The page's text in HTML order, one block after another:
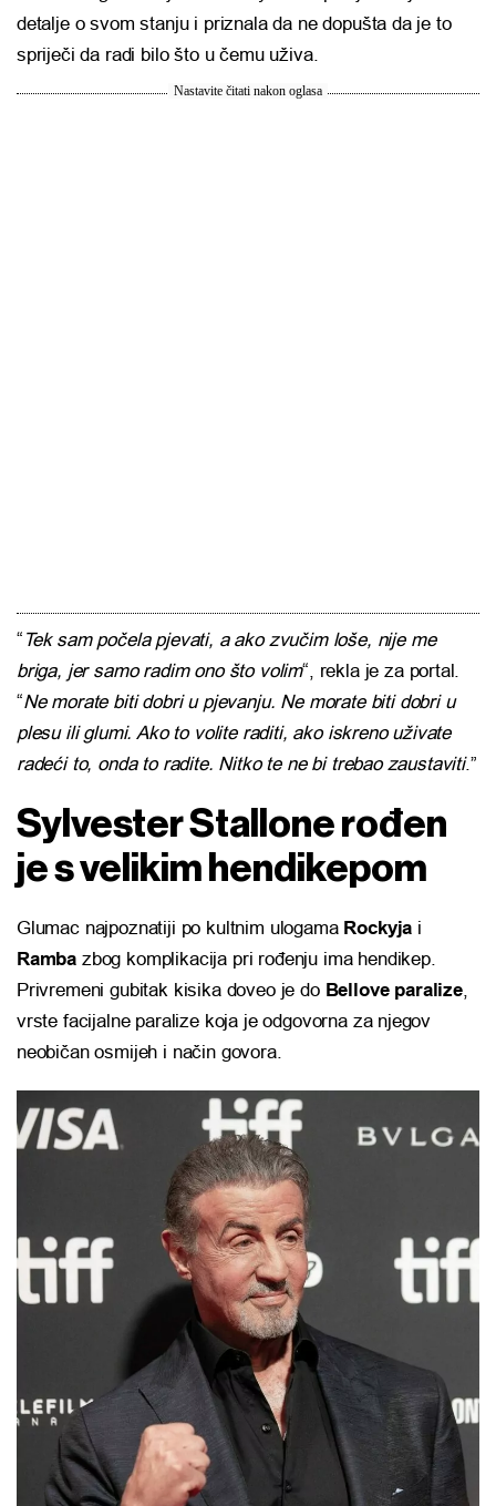
detalje o svom stanju i priznala da ne dopušta da je to
spriječi da radi bilo što u čemu uživa.
Nastavite čitati nakon oglasa
“ Tek sam počela pjevati, a ako zvučim loše, nije me
briga, jer samo radim ono što volim“, rekla je za portal.
“Ne morate biti dobri u pjevanju. Ne morate biti dobri u
plesu ili glumi. Ako to volite raditi, ako iskreno uživate
radeći to, onda to radite. Nitko te ne bi trebao zaustaviti.”
Sylvester Stallone rođen
je s velikim hendikepom
Glumac najpoznatiji po kultnim ulogama Rockyja i
Ramba zbog komplikacija pri rođenju ima hendikep.
Privremeni gubitak kisika doveo je do Bellove paralize,
vrste facijalne paralize koja je odgovorna za njegov
neobičan osmijeh i način govora.